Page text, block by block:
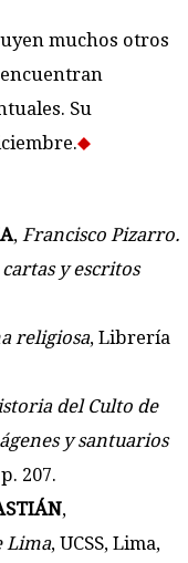
muchos otros
Su
, Francisco Pizarro.
y escritos
religiosa, Librería
del Culto de
y santuarios
207.
,
Lima, UCSS, Lima,